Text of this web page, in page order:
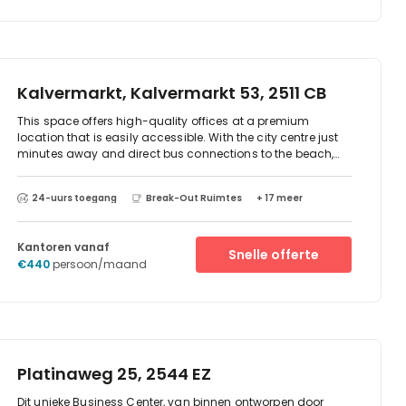
Kalvermarkt, Kalvermarkt 53, 2511 CB
This space offers high-quality offices at a premium
location that is easily accessible. With the city centre just
minutes away and direct bus connections to the beach,
floors and are dominated by the Maori. This tribe from New
Zealand is not only known for the world-famous All Blacks
and their characteristic haka, but also for their enormous
ability to adapt.
24-uurs toegang Break-Out Ruimtes + 17 meer
Kantoren vanaf
€440persoon/maand
Snelle offerte
Platinaweg 25, 2544 EZ
Dit unieke Business Center, van binnen ontworpen door